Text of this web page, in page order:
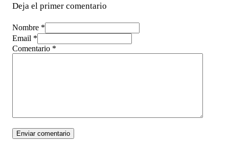
Deja el primer comentario
Nombre *
Email *
Comentario *